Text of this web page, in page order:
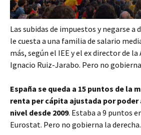
Las subidas de impuestos y negarse
le cuesta a una familia de salario
más, según el IEE y el ex director de
Ignacio Ruiz-Jarabo. Pero no
España se queda a 15 puntos de la
renta per cápita ajustada por
nivel desde 2009. Estaba a 9 puntos
Eurostat. Pero no gobierna la derecha.